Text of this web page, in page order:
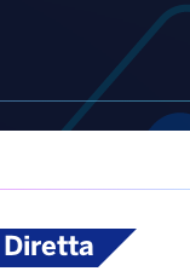
Diretta